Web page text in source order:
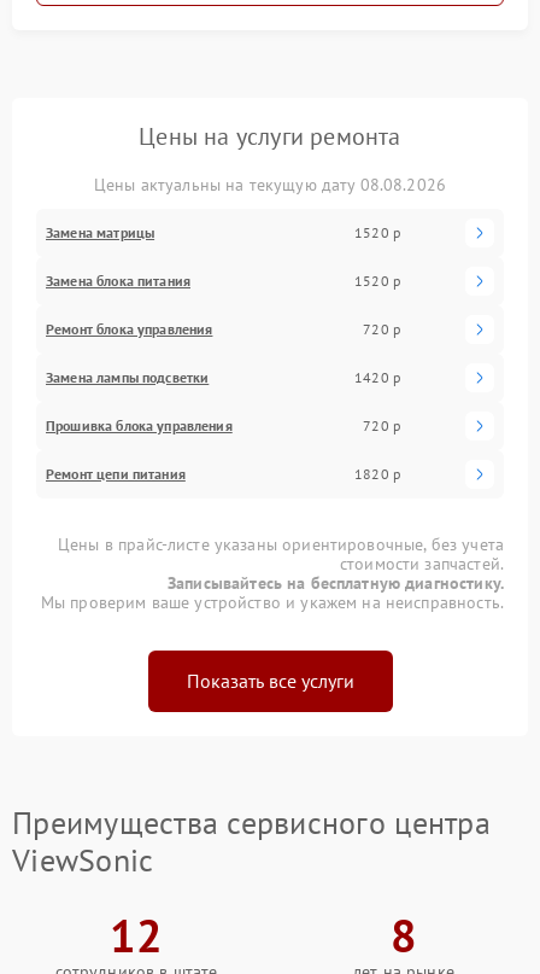
Цены на услуги ремонта
Цены актуальны на текущую дату 08.08.2026
Замена матрицы 1520 р
Замена блока питания 1520 р
Ремонт блока управления 720 р
Замена лампы подсветки 1420 р
Прошивка блока управления 720 р
Ремонт цепи питания 1820 р
Цены в прайс-листе указаны ориентировочные, без учета
стоимости запчастей.
Записывайтесь на бесплатную диагностику.
Мы проверим ваше устройство и укажем на неисправность.
Показать все услуги
Преимущества сервисного центра
ViewSonic
12 8